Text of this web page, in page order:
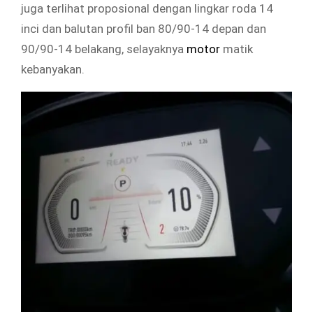
juga terlihat proposional dengan lingkar roda 14
inci dan balutan profil ban 80/90-14 depan dan
90/90-14 belakang, selayaknya motor matik
kebanyakan.